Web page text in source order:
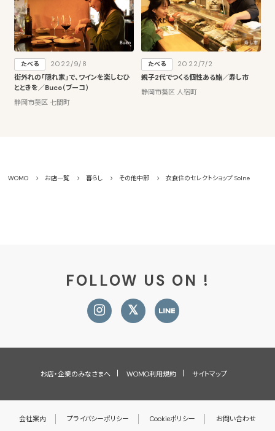
たべる
2022/9/8
街外れの「隠れ家」で、ワインを楽しむひ
とときを／Buco（ブーコ）
静岡市葵区 七間町
たべる
2022/7/2
親子2代でつくる個性ある鮨／寿し市
静岡市葵区 人宿町
WOMO お店一覧 暮らし その他中部 衣食住のセレクトショップ Solne
FOLLOW US ON !
お店・企業のみなさまへ WOMO利用規約 サイトマップ
会社案内 プライバシーポリシー Cookieポリシー お問い合わせ